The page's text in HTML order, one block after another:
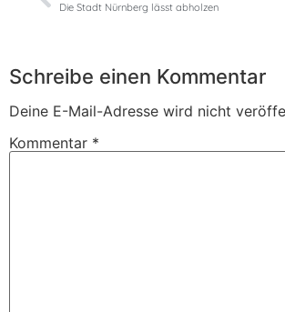
Die Stadt Nürnberg lässt abholzen
Schreibe einen Kommentar
Deine E-Mail-Adresse wird nicht
Kommentar *